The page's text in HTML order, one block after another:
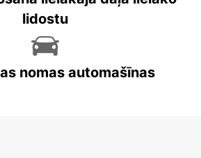
lidostu
nomas automašīnas